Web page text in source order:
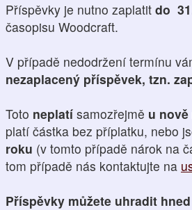
Příspěvky je nutno zaplatit do
časopisu Woodcraft.
V případě nedodržení termínu
nezaplacený příspěvek, tzn.
Toto neplatí samozřejmě u
platí částka bez příplatku, nebo
roku (v tomto případě nárok na
tom případě nás kontaktujte na
Příspěvky můžete uhradit